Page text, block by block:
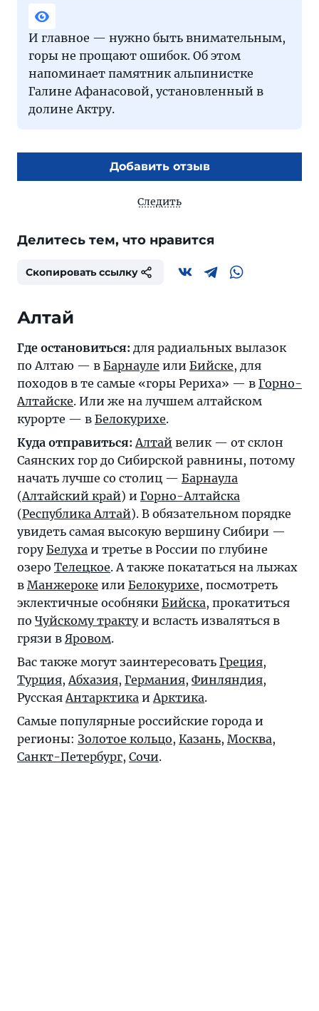
И главное — нужно быть внимательным,
горы не прощают ошибок. Об этом
напоминает памятник альпинистке
Галине Афанасовой, установленный в
долине Актру.
Добавить отзыв
Следить
Делитесь тем, что нравится
Скопировать ссылку
Алтай
Где остановиться: для радиальных вылазок
по Алтаю — в Барнауле или Бийске, для
походов в те самые «горы Рериха» — в Горно-
Алтайске. Или же на лучшем алтайском
курорте — в Белокурихе.
Куда отправиться: Алтай велик — от склон
Саянских гор до Сибирской равнины, потому
начать лучше со столиц — Барнаула
(Алтайский край) и Горно-Алтайска
(Республика Алтай). В обязательном порядке
увидеть самая высокую вершину Сибири —
горуБелуха и третье в России по глубине
озеро Телецкое. А также покататься на лыжах
в Манжероке или Белокурихе, посмотреть
эклектичные особняки Бийска, прокатиться
по Чуйскому трактуи всласть изваляться в
грязи в Яровом.
Вас также могут заинтересовать Греция,
Турция,Абхазия, Германия, Финляндия,
РусскаяАнтарктика иАрктика.
Самые популярные российские города и
регионы: Золотое кольцо, Казань, Москва,
Санкт-Петербург, Сочи.